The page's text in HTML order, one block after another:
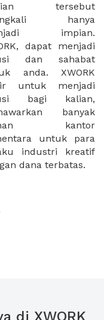
dana terbatas.
di XWORK